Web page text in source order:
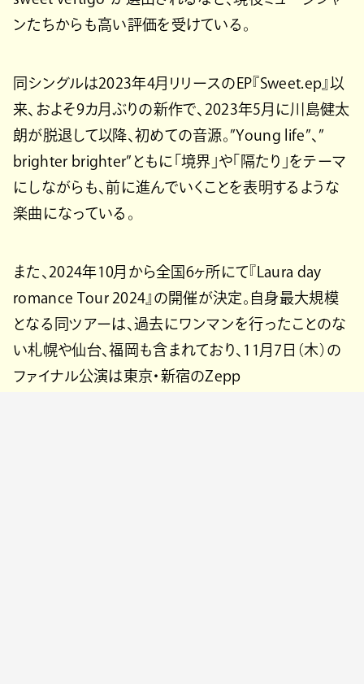
ンたちからも高い評価を受けている。
同シングルは2023年4月リリースのEP『Sweet.ep』以
来、およそ9カ月ぶりの新作で、2023年5月に川島健太
朗が脱退して以降、初めての音源。”Young life”、”
brighter brighter”ともに「境界」や「隔たり」をテーマ
にしながらも、前に進んでいくことを表明するような
楽曲になっている。
また、2024年10月から全国6ヶ所にて『Laura day
romance Tour 2024』の開催が決定。自身最大規模
となる同ツアーは、過去にワンマンを行ったことのな
い札幌や仙台、福岡も含まれており、11月7日（木）の
ファイナル公演は東京・新宿のZepp